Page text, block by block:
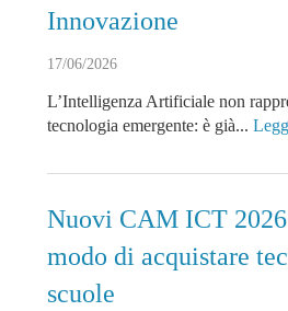
Innovazione
17/06/2026
L’Intelligenza Artificiale non
tecnologia emergente: è già...
Nuovi CAM ICT
modo di acquistare
scuole